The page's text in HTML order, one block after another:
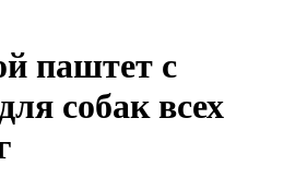
паштет с
собак всех